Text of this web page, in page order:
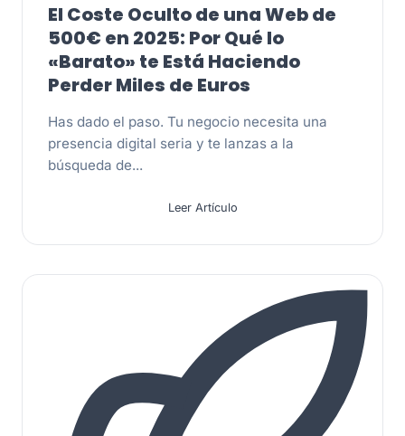
El Coste Oculto de una Web de
500€ en 2025: Por Qué lo
«Barato» te Está Haciendo
Perder Miles de Euros
Has dado el paso. Tu negocio necesita una
presencia digital seria y te lanzas a la
búsqueda de...
Leer Artículo